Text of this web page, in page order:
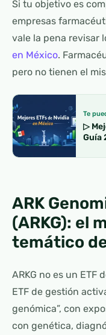
Si tu objetivo es
empresas
vale la pena revisar
en México.
pero no tienen el
Te
▷
Guía
ARK
(ARKG): el
temático
ARKG no es un ETF
ETF de gestión
genómica”, con
con genética,